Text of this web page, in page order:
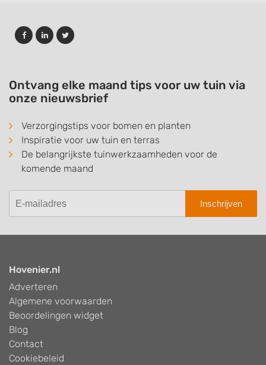
Ontvang elke maand tips voor uw tuin via
onze nieuwsbrief
Verzorgingstips voor bomen en planten
Inspiratie voor uw tuin en terras
De belangrijkste tuinwerkzaamheden voor de
komende maand
Inschrijven
Hovenier.nl
Adverteren
Algemene voorwaarden
Beoordelingen widget
Blog
Contact
Cookiebeleid